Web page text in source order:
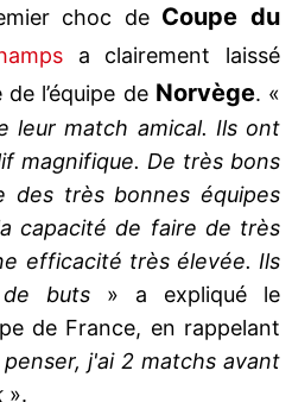
choc de Coupe du
a clairement laissé
l’équipe de Norvège. «
leur match amical. Ils ont
magnifique. De très bons
des très bonnes équipes
capacité de faire de très
efficacité très élevée. Ils
de buts » a expliqué le
de France, en rappelant
j'ai 2 matchs avant
».